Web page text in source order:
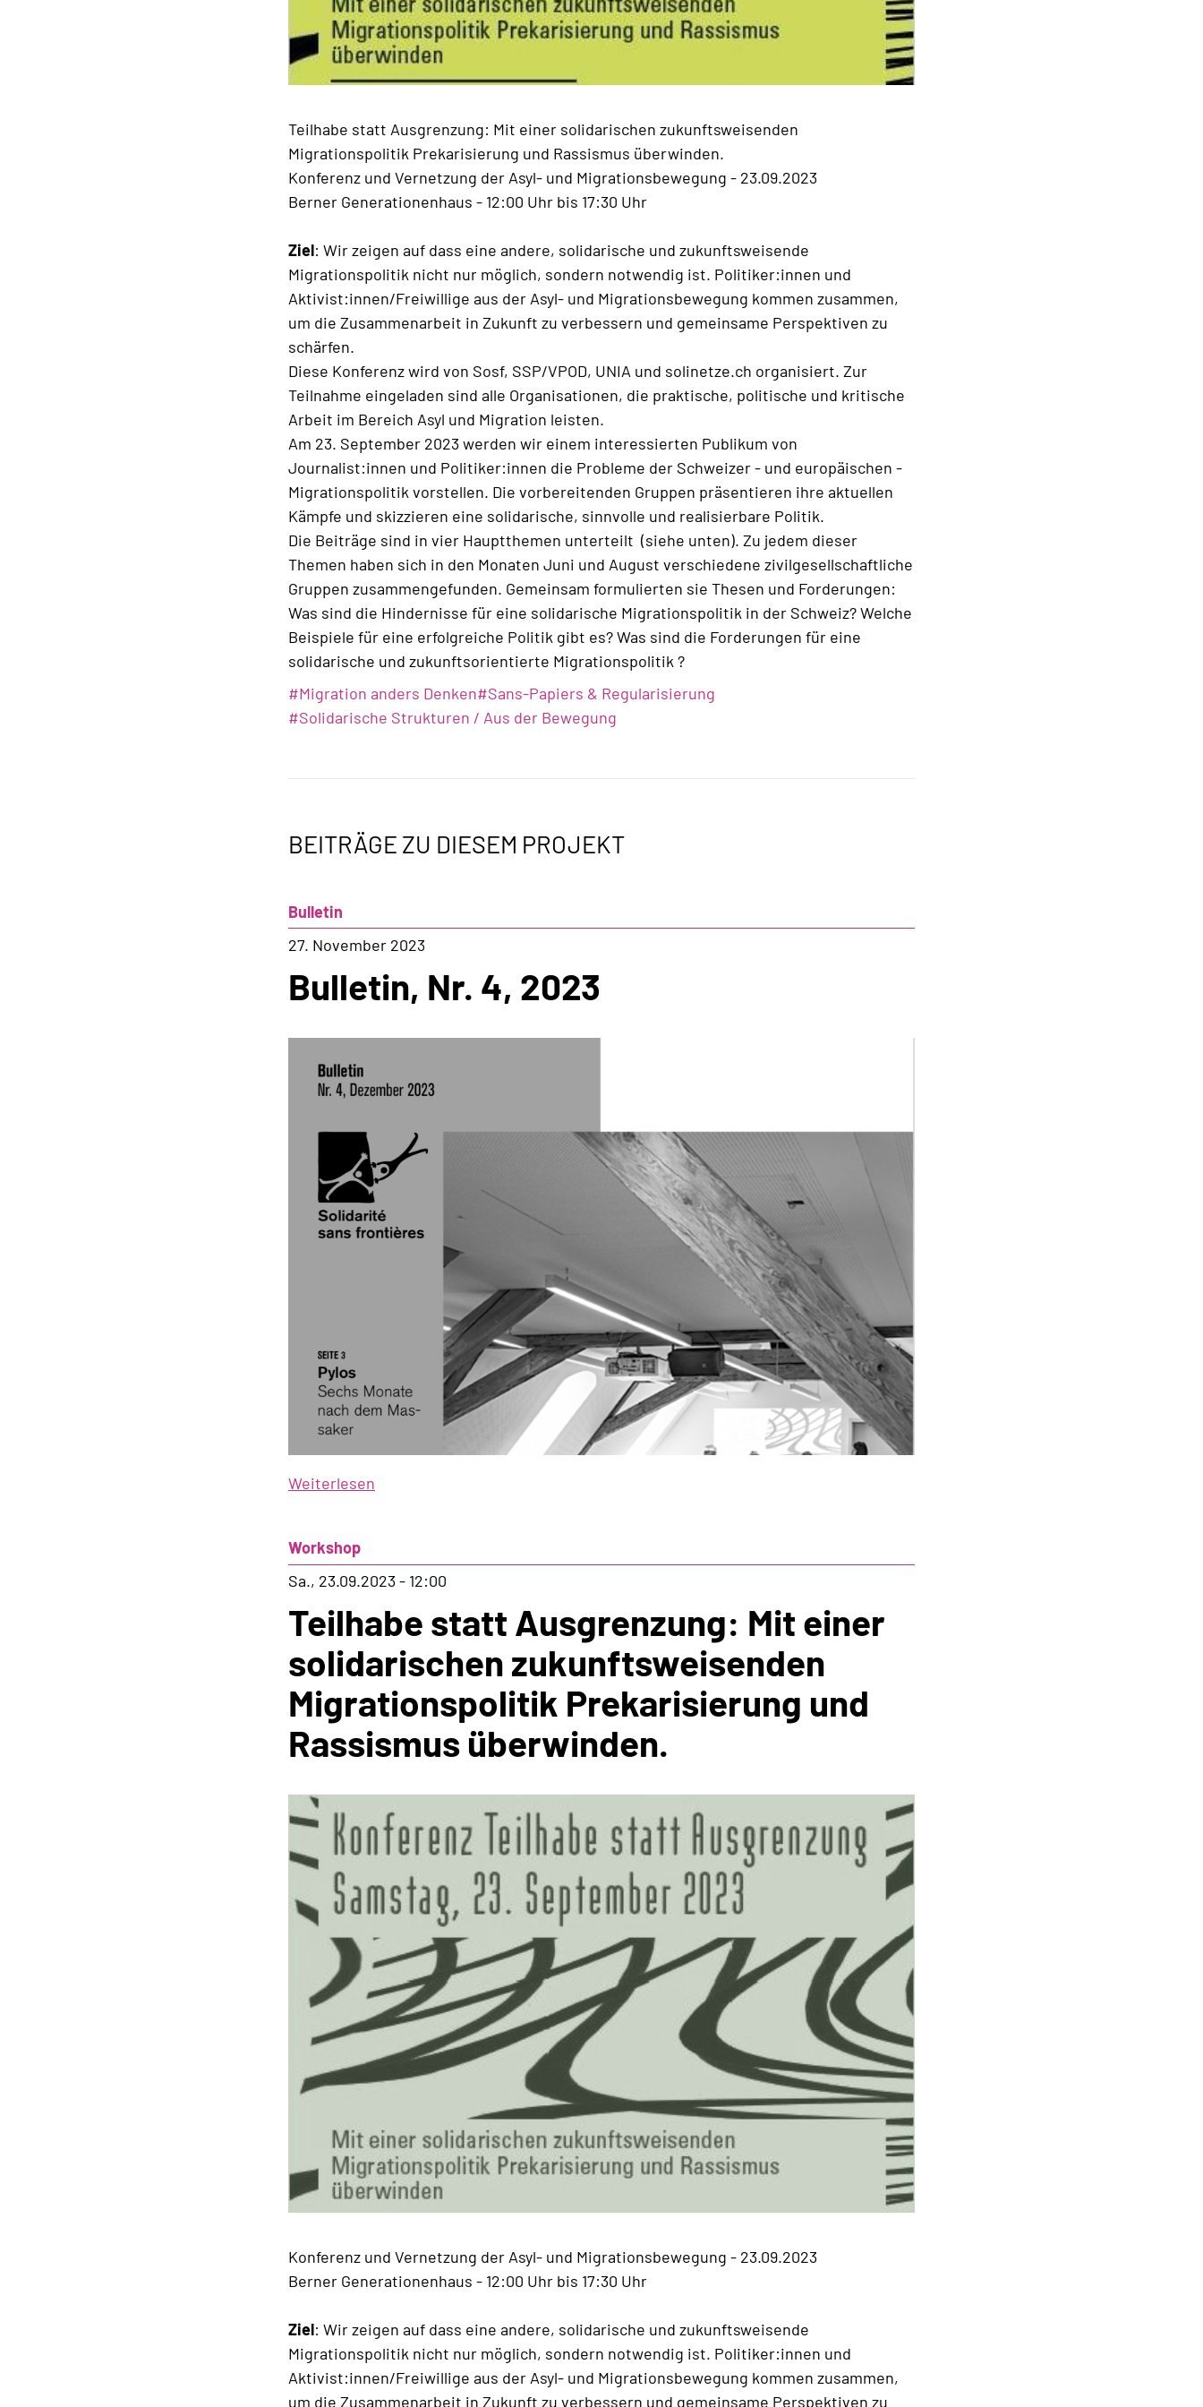
Teilhabe statt Ausgrenzung: Mit einer solidarischen zukunftsweisenden
Migrationspolitik Prekarisierung und Rassismus überwinden.
Konferenz und Vernetzung der Asyl- und Migrationsbewegung - 23.09.2023
Berner Generationenhaus - 12:00 Uhr bis 17:30 Uhr
Ziel: Wir zeigen auf dass eine andere, solidarische und zukunftsweisende
Migrationspolitik nicht nur möglich, sondern notwendig ist. Politiker:innen und
Aktivist:innen/Freiwillige aus der Asyl- und Migrationsbewegung kommen zusammen,
um die Zusammenarbeit in Zukunft zu verbessern und gemeinsame Perspektiven zu
schärfen.
Diese Konferenz wird von Sosf, SSP/VPOD, UNIA und solinetze.ch organisiert. Zur
Teilnahme eingeladen sind alle Organisationen, die praktische, politische und kritische
Arbeit im Bereich Asyl und Migration leisten.
Am 23. September 2023 werden wir einem interessierten Publikum von
Journalist:innen und Politiker:innen die Probleme der Schweizer - und europäischen -
Migrationspolitik vorstellen. Die vorbereitenden Gruppen präsentieren ihre aktuellen
Kämpfe und skizzieren eine solidarische, sinnvolle und realisierbare Politik.
Die Beiträge sind in vier Hauptthemen unterteilt (siehe unten). Zu jedem dieser
Themen haben sich in den Monaten Juni und August verschiedene zivilgesellschaftliche
Gruppen zusammengefunden. Gemeinsam formulierten sie Thesen und Forderungen:
Was sind die Hindernisse für eine solidarische Migrationspolitik in der Schweiz? Welche
Beispiele für eine erfolgreiche Politik gibt es? Was sind die Forderungen für eine
solidarische und zukunftsorientierte Migrationspolitik ?
#Migration anders Denken#Sans-Papiers & Regularisierung
#Solidarische Strukturen / Aus der Bewegung
BEITRÄGE ZU DIESEM PROJEKT
Bulletin
27. November 2023
Bulletin, Nr. 4, 2023
Weiterlesen
2023
Workshop
Sa., 23.09.2023 - 12:00
Teilhabe statt Ausgrenzung: Mit einer
solidarischen zukunftsweisenden
Migrationspolitik Prekarisierung und
Rassismus überwinden.
Konferenz und Vernetzung der Asyl- und Migrationsbewegung - 23.09.2023
Berner Generationenhaus - 12:00 Uhr bis 17:30 Uhr
Ziel: Wir zeigen auf dass eine andere, solidarische und zukunftsweisende
Migrationspolitik nicht nur möglich, sondern notwendig ist. Politiker:innen und
Aktivist:innen/Freiwillige aus der Asyl- und Migrationsbewegung kommen zusammen,
um die Zusammenarbeit in Zukunft zu verbessern und gemeinsame Perspektiven zu